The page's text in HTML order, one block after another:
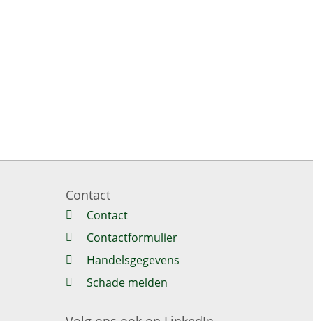
Contact
Contact
Contactformulier
Handelsgegevens
Schade melden